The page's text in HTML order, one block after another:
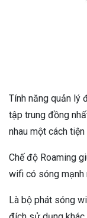
Tính năng quản lý
tập trung đồng
nhau một cách
Chế độ Roaming
wifi có sóng mạnh
Là bộ phát sóng